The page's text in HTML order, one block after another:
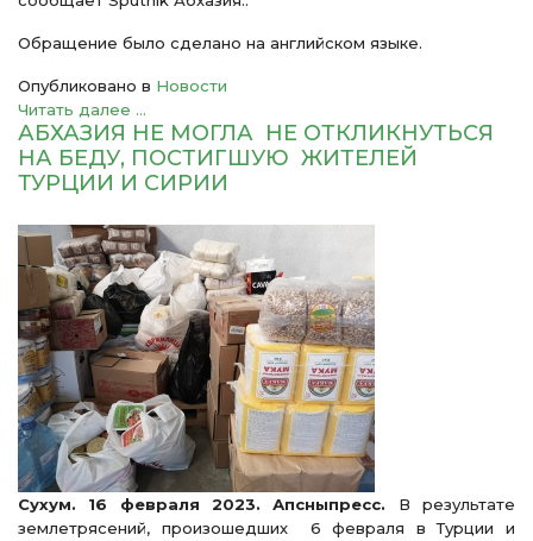
Обращение было сделано на английском языке.
Опубликовано в Новости
Читать далее ...
АБХАЗИЯ НЕ МОГЛА НЕ ОТКЛИКНУТЬСЯ
НА БЕДУ, ПОСТИГШУЮ ЖИТЕЛЕЙ
ТУРЦИИ И СИРИИ
Сухум. 16 февраля 2023. Апсныпресс. В результате
землетрясений, произошедших 6 февраля в Турции и